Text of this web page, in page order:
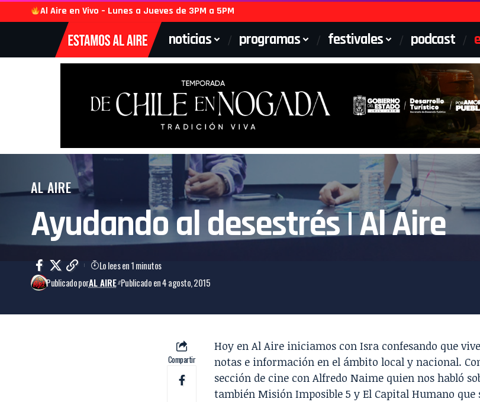
Al Aire en Vivo – Lunes a Jueves de 3PM a 5PM
noticias programas festivales podcast
AL AIRE
Ayudando al desestrés | Al Aire
Publicado porAL AIRE Publicado en 4 agosto, 2015
Lo lees en 1 minutos
Compartir
Hoy en Al Aire iniciamos con Isra confesando que
notas e información en el ámbito local y nacional.
sección de cine con Alfredo Naime quien nos habló
también Misión Imposible 5 y El Capital Humano que